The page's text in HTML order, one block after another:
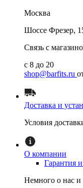
Москва
Шоссе Фрезер,
Связь с
с 8 до 20
shop@barfits.ru
Доставка и
Условия
О компании
Гарантия
Немного о нас